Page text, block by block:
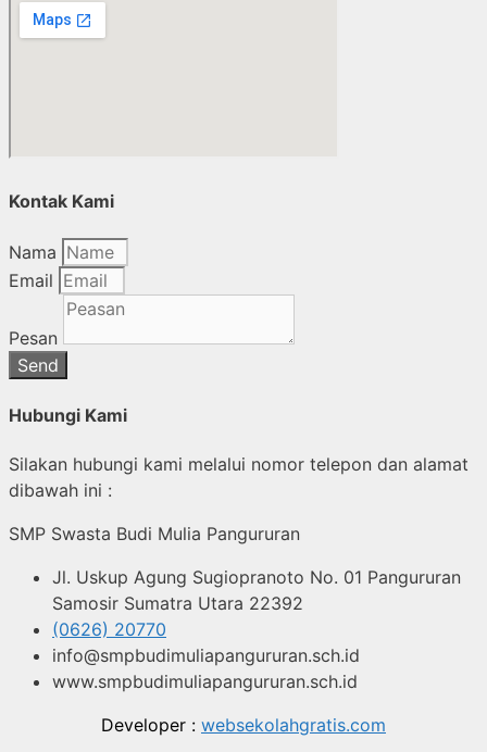
Kontak Kami
Nama
Email
Pesan
Send
Hubungi Kami
Silakan hubungi kami melalui nomor telepon dan alamat
dibawah ini :
SMP Swasta Budi Mulia Pangururan
Jl. Uskup Agung Sugiopranoto No. 01 Pangururan
Samosir Sumatra Utara 22392
(0626) 20770
info@smpbudimuliapangururan.sch.id
www.smpbudimuliapangururan.sch.id
Developer : websekolahgratis.com